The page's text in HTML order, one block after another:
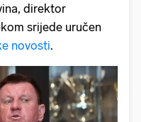
direktor
srijede uručen
novosti.